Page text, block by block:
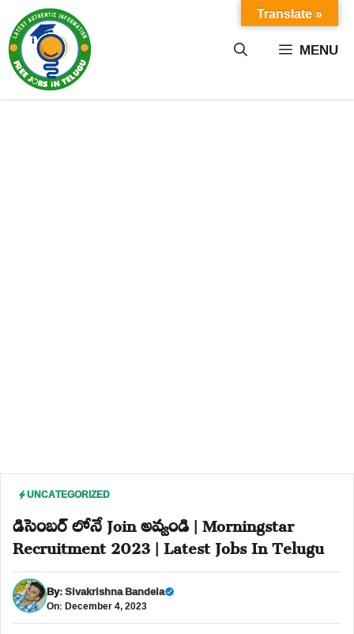
content MENU
UNCATEGORIZED
డిసెంబర్ లోనే Join అవ్వండి | Morningstar
Recruitment 2023 | Latest Jobs In Telugu
By:Sivakrishna Bandela
On: December 4, 2023
Translate »